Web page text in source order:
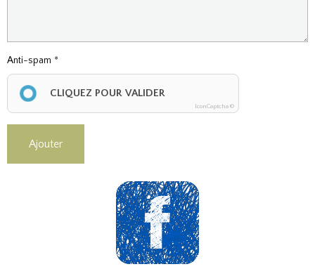
Anti-spam
CLIQUEZ POUR VALIDER
IconCaptcha ©
Ajouter